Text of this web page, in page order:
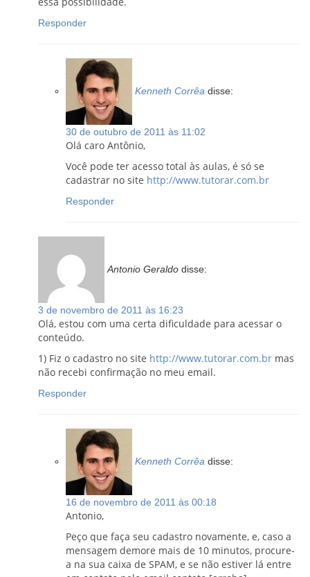
Responder
Kenneth Corrêa disse:
30 de outubro de 2011 às 11:02
Olá caro Antônio,
Você pode ter acesso total às aulas, é só se
cadastrar no site http://www.tutorar.com.br
Responder
Antonio Geraldo disse:
3 de novembro de 2011 às 16:23
Olá, estou com uma certa dificuldade para acessar o
conteúdo.
1) Fiz o cadastro no site http://www.tutorar.com.br mas
não recebi confirmação no meu email.
Responder
Kenneth Corrêa disse:
16 de novembro de 2011 às 00:18
Antonio,
Peço que faça seu cadastro novamente, e, caso a
mensagem demore mais de 10 minutos, procure-
a na sua caixa de SPAM, e se não estiver lá entre